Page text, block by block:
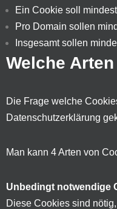
Ein Cookie soll
Pro Domain sollen
Insgesamt sollen
Welche
Die Frage welche
Datenschutzerklärung
Man kann 4 Arten von
Unbedingt notwendige
Diese Cookies sind